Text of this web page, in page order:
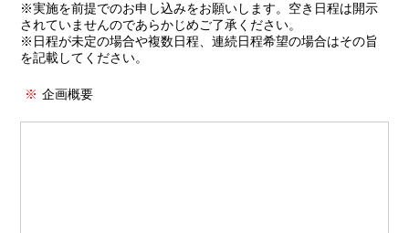
※実施を前提でのお申し込みをお願いします。空き日程は開示
されていませんのであらかじめご了承ください。
※日程が未定の場合や複数日程、連続日程希望の場合はその旨
を記載してください。
※ 企画概要